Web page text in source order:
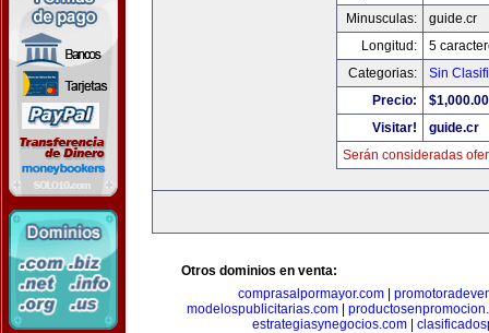
Minusculas:
guide.cr
Longitud:
5
Categorias:
Sin
Precio:
$1,000.00
Visitar!
guide.cr
Serán consideradas
Otros dominios en venta:
comprasalpormayor.com|
modelospublicitarias.com
estrategiasynegocios.com